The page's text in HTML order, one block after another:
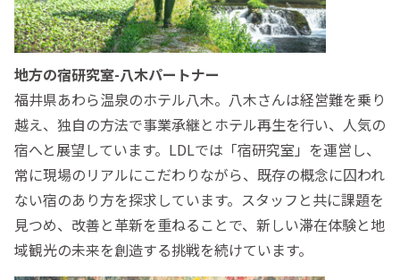
地方の宿研究室-八木パートナー
福井県あわら温泉のホテル八木。八木さんは経営難を乗り
越え、独自の方法で事業承継とホテル再生を行い、人気の
宿へと展望しています。LDLでは「宿研究室」を運営し、
常に現場のリアルにこだわりながら、既存の概念に囚われ
ない宿のあり方を探求しています。スタッフと共に課題を
見つめ、改善と革新を重ねることで、新しい滞在体験と地
域観光の未来を創造する挑戦を続けています。